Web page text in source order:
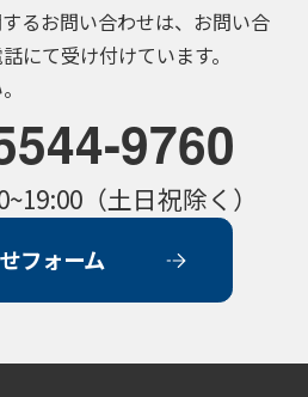
るお問い合わせは、お問い合
にて受け付けています。
9760
（土日祝除く）
フォーム